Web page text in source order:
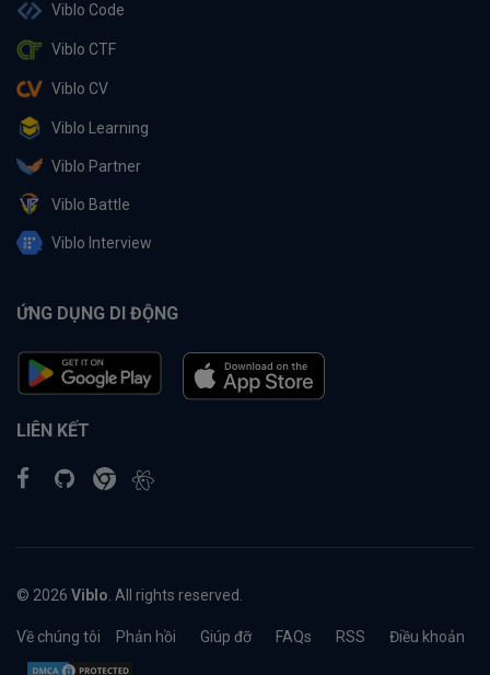
Viblo Code
Viblo CTF
Viblo CV
Viblo Learning
Viblo Partner
Viblo Battle
Viblo Interview
ỨNG DỤNG DI ĐỘNG
LIÊN KẾT
© 2026 Viblo . All rights reserved.
Về chúng tôi Phản hồi Giúp đỡ FAQs RSS Điều khoản